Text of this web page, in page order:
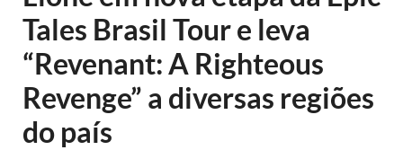
Tales Brasil Tour e leva
“Revenant: A Righteous
Revenge” a diversas regiões
do país